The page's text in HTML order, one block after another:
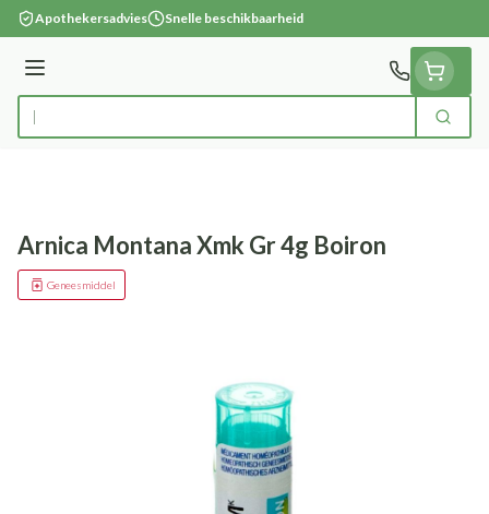
Ga naar de inhoud
Apothekersadvies Snelle beschikbaarheid
Menu
Product, merk, categorie... Zoek
Arnica Montana Xmk Gr 4g Boiron
Geneesmiddel